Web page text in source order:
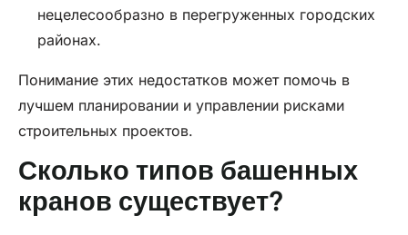
нецелесообразно в перегруженных городских
районах.
Понимание этих недостатков может помочь в
лучшем планировании и управлении рисками
строительных проектов.
Сколько типов башенных
кранов существует?